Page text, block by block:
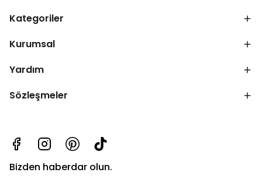
Kategoriler
Kurumsal
Yardım
Sözleşmeler
Bizden haberdar olun.